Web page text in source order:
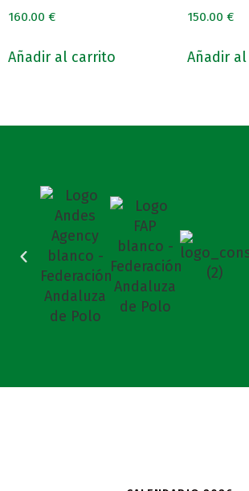
160.00 €
Añadir al carrito
150.00 €
Añadir